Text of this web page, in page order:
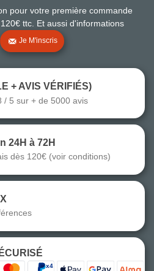
pour votre première commande
ttc. Et aussi d'informations
Je M'inscris
+ AVIS VÉRIFIÉS)
/ 5 sur + de 5000 avis
24H à 72H
dès 120€ (voir conditions)